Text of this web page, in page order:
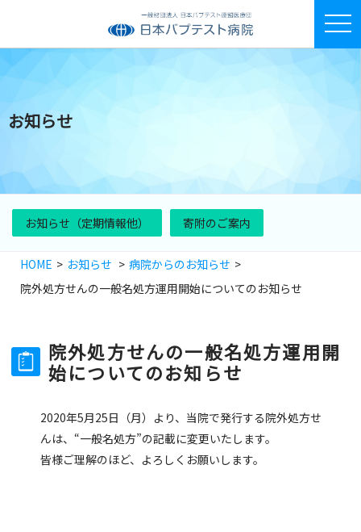
お知らせ
お知らせ（定期情報他） 寄附のご案内
HOME お知らせ
病院からのお知らせ
院外処方せんの一般名処方運用開始についてのお知らせ
院外処方せんの一般名処方運用開
始についてのお知らせ
2020年5月25日（月）より、当院で発行する院外処方せ
んは、“一般名処方”の記載に変更いたします。
皆様ご理解のほど、よろしくお願いします。